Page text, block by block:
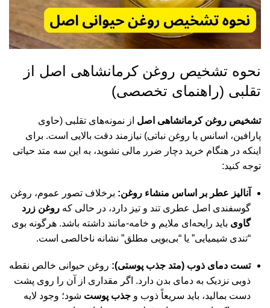
نحوه تشخیص روغن کرمانشاهی اصل از
تقلبی (راهنمای تخصصی)
تشخیص روغن کرمانشاهی اصل از نمونه‌های تقلبی (حاوی
پارافین، اسانس یا روغن نباتی) نیازمند دقت بالایی است. برای
اینکه در هنگام خرید دچار ضرر مالی نشوید، به این سه متد حیاتی
توجه کنید:
آنالیز عطر بر اساس منشاء روغن: برخلاف تصور عموم، روغن
گوسفندی اصل عطری تند و تیز دارد، در حالی که روغن زرد
گاوی باید رایحه‌ای ملایم و خامه-مانند داشته باشد. هرگونه بوی
“تندی شیمیایی” یا “بی‌بویی مطلق” نشانه ناخالصی است.
تست دمای ذوب (متد جذب پوستی): روغن حیوانی خالص نقطه
ذوبی نزدیک به دمای بدن دارد. اگر مقداری از آن را روی پشت
دست بمالید، باید سریعاً ذوب و جذب پوست شود؛ وجود لایه